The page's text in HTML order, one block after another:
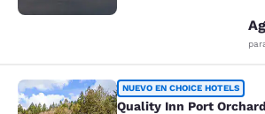
Quality Inn Port Orchard
NUEVO EN CHOICE HOTELS
Quality Inn Port Orchard